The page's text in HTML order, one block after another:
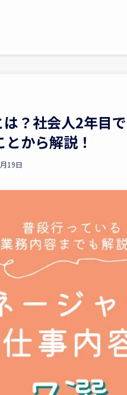
？社会人2年目
から解説！
19日